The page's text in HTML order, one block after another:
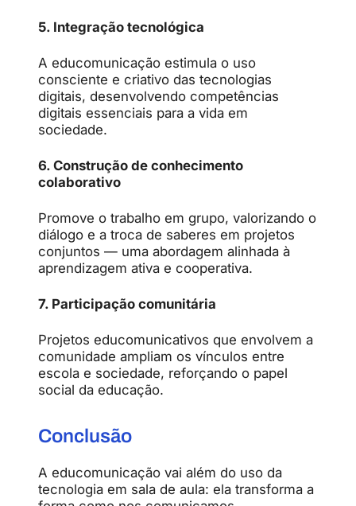
5. Integração tecnológica
A educomunicação estimula o uso
consciente e criativo das tecnologias
digitais, desenvolvendo competências
digitais essenciais para a vida em
sociedade.
6. Construção de conhecimento
colaborativo
Promove o trabalho em grupo, valorizando o
diálogo e a troca de saberes em projetos
conjuntos — uma abordagem alinhada à
aprendizagem ativa e cooperativa.
7. Participação comunitária
Projetos educomunicativos que envolvem a
comunidade ampliam os vínculos entre
escola e sociedade, reforçando o papel
social da educação.
Conclusão
A educomunicação vai além do uso da
tecnologia em sala de aula: ela transforma a